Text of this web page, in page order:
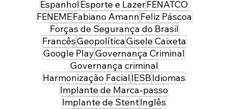
EspanholEsporte e LazerFENATCO
FENEMEFabiano AmannFeliz Páscoa
Forças de Segurança do Brasil
FrancêsGeopolíticaGisele Caixeta
Google PlayGovernança Criminal
Governança criminal
Harmonização FacialIESBIdiomas
Implante de Marca-passo
Implante de StentInglês